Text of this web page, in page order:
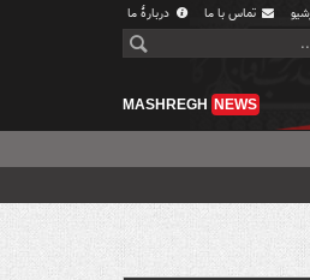
تماس با ما دربارهٔ ما
MASHREGH NEWS